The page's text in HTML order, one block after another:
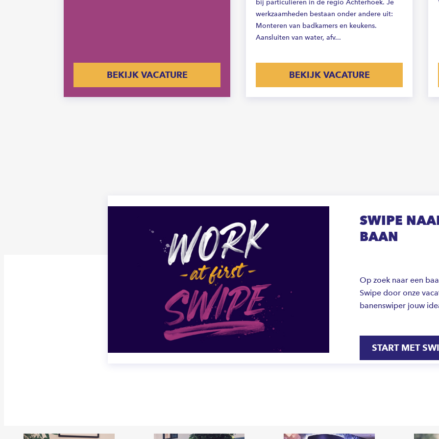
BEKIJK VACATURE
bij particulieren in de regio Achterhoek. Je
werkzaamheden bestaan onder andere uit:
Monteren van badkamers en keukens.
Aansluiten van water, afv...
BEKIJK VACATURE
SWIPE
BAAN
Op zoek naar een
Swipe door onze
banenswiper jouw
START MET